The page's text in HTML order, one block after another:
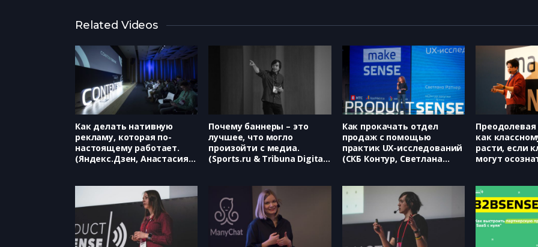
Related Videos
Как делать нативную
рекламу, которая по-
настоящему работает.
(Яндекс.Дзен, Анастасия
Почему баннеры – это
лучшее, что могло
произойти с медиа.
(Sports.ru & Tribuna Digital,
Как прокачать отдел
продаж с помощью
практик UX-исследований
(СКБ Контур, Светлана
Преодолевая
как
расти, если
могут